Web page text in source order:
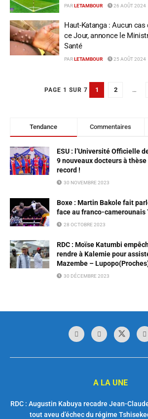
PAR LETAMBOUR 26 AOÛT 2024
Haut-Katanga : Aucun
ce Jour, annonce le
Santé
PARLETAMBOUR 25 AOÛT 2024
PAGE 1 SUR 7 1 2 …
Tendance Commentaires
ESU : l’Université Officielle
9 nouveaux docteurs à thèse
record !
30 NOVEMBRE 2023
Boxe : Martin Bakole fait
face au franco-camerounais
28 OCTOBRE 2023
RDC : Moïse Katumbi
rendre à Kalemie pour
Mazembe –
30 DÉCEMBRE 2023
A LA UNE
RDC : Augustin Kabuya recadre Jean-
tout aveu d’échec du régime